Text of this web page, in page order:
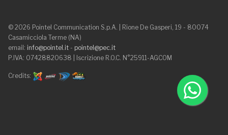
© 2026 Pointel Communication S.p.A. | Rione De Gasperi, 19 - 80074
Casamicciola Terme (NA)
email: info@pointel.it - pointel@pec.it
P.IVA: 07428820638 | Iscrizione R.O.C. N°25911-AGCOM
Credits: